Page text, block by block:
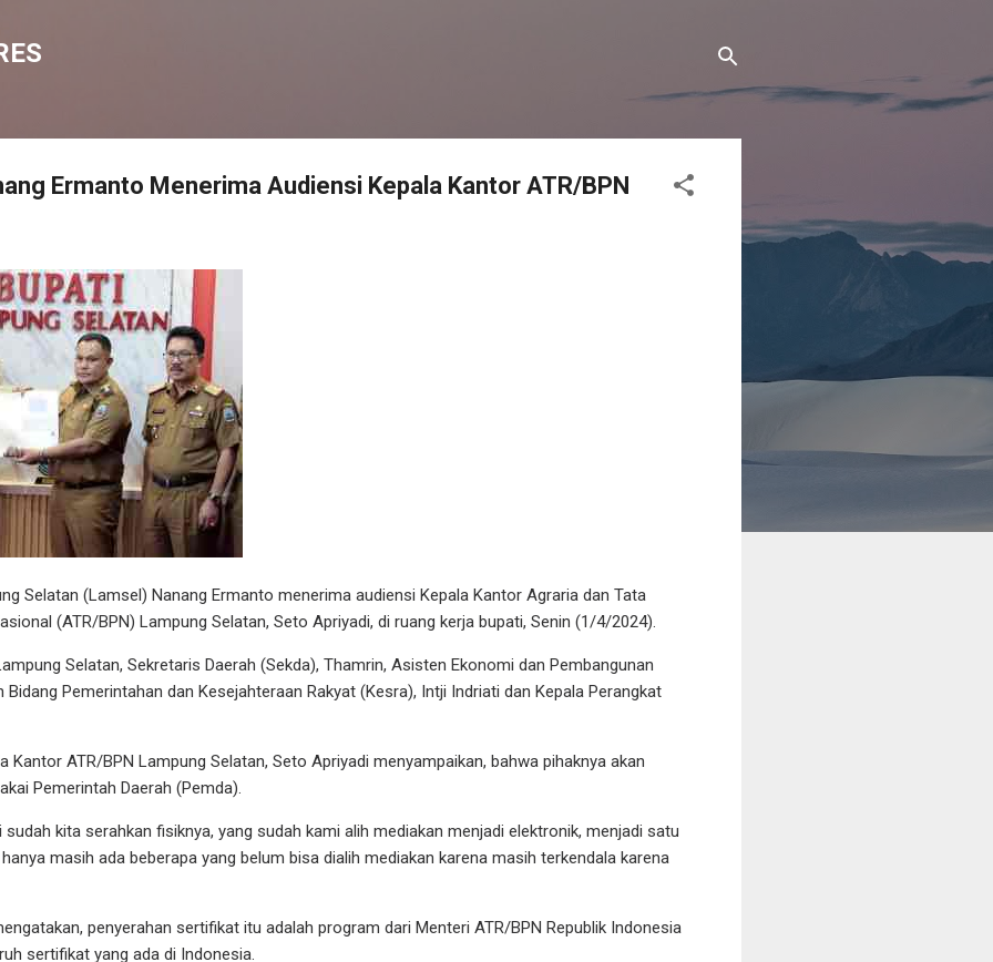
Ermanto Menerima Audiensi Kepala Kantor ATR/BPN
Selatan (Lamsel) Nanang Ermanto menerima audiensi Kepala Kantor Agraria dan Tata
(ATR/BPN) Lampung Selatan, Seto Apriyadi, di ruang kerja bupati, Senin (1/4/2024).
Selatan, Sekretaris Daerah (Sekda), Thamrin, Asisten Ekonomi dan Pembangunan
Bidang Pemerintahan dan Kesejahteraan Rakyat (Kesra), Intji Indriati dan Kepala Perangkat
Kantor ATR/BPN Lampung Selatan, Seto Apriyadi menyampaikan, bahwa pihaknya akan
Pemerintah Daerah (Pemda).
kita serahkan fisiknya, yang sudah kami alih mediakan menjadi elektronik, menjadi satu
masih ada beberapa yang belum bisa dialih mediakan karena masih terkendala karena
penyerahan sertifikat itu adalah program dari Menteri ATR/BPN Republik Indonesia
sertifikat yang ada di Indonesia.